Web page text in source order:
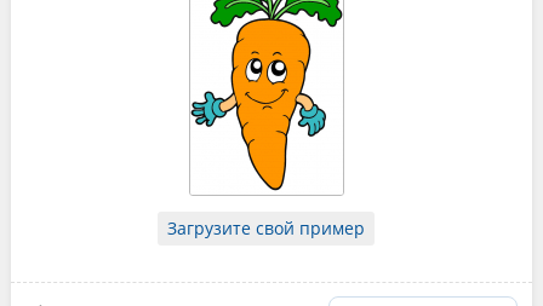
Загрузите свой пример